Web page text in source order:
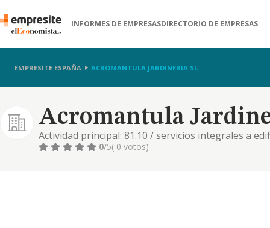
INFORMES DE EMPRESASDIRECTORIO DE EMPRESAS
EMPRESITE ESPAÑA ACROMANTULA JARDINERIA SL.
Acromantula
Actividad principal: 81.10 / servicios integrales a
otras instalaciones en obras de construcción ,
0/5( 0 votos)